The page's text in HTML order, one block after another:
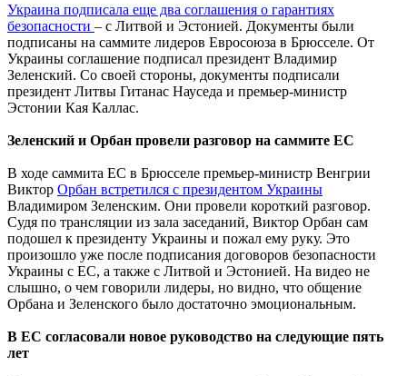
Украина подписала еще два соглашения о гарантиях
безопасности – с Литвой и Эстонией. Документы были
подписаны на саммите лидеров Евросоюза в Брюсселе. От
Украины соглашение подписал президент Владимир
Зеленский. Со своей стороны, документы подписали
президент Литвы Гитанас Науседа и премьер-министр
Эстонии Кая Каллас.
Зеленский и Орбан провели разговор на саммите ЕС
В ходе саммита ЕС в Брюсселе премьер-министр Венгрии
Виктор Орбан встретился с президентом Украины
Владимиром Зеленским. Они провели короткий разговор.
Судя по трансляции из зала заседаний, Виктор Орбан сам
подошел к президенту Украины и пожал ему руку. Это
произошло уже после подписания договоров безопасности
Украины с ЕС, а также с Литвой и Эстонией. На видео не
слышно, о чем говорили лидеры, но видно, что общение
Орбана и Зеленского было достаточно эмоциональным.
В ЕС согласовали новое руководство на следующие пять
лет